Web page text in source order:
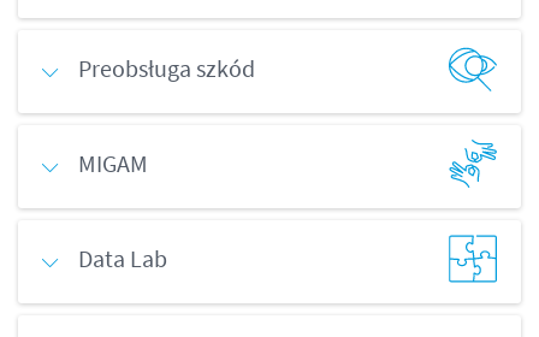
Preobsługa szkód
MIGAM
Data Lab